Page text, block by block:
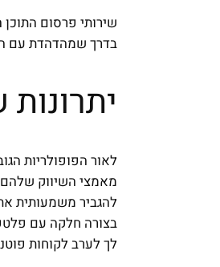
שירותי פרסום
בדרך שמהדהדת עם
לאור הפופולריות
מאמצי השיווק
להגביר משמעותית
בצורה חלקה עם
לך לערב לקוחות